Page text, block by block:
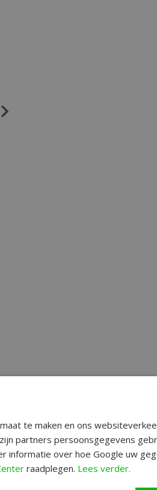
te maken en ons
partners persoonsgegevens
informatie over hoe Google uw
raadplegen. Lees verder.